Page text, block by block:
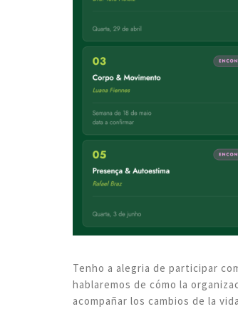
Tenho a alegria de participar
hablaremos de cómo la
acompañar los cambios de la